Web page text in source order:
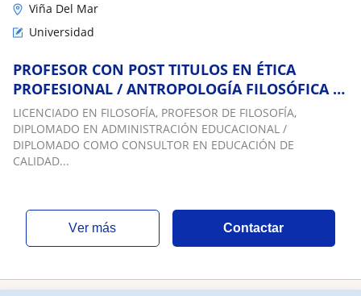
Viña Del Mar
Universidad
PROFESOR CON POST TITULOS EN ÉTICA
PROFESIONAL / ANTROPOLOGÍA FILOSÓFICA /
EDUCACIÓN DE CALIDAD
LICENCIADO EN FILOSOFÍA, PROFESOR DE FILOSOFÍA,
DIPLOMADO EN ADMINISTRACIÓN EDUCACIONAL /
DIPLOMADO COMO CONSULTOR EN EDUCACIÓN DE
CALIDAD...
ver más Contactar